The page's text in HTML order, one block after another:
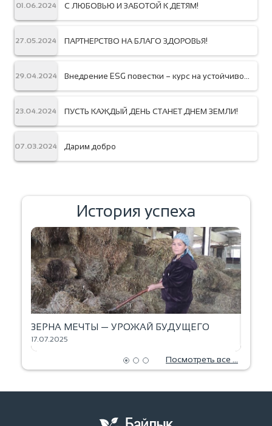
01.06.2024 С ЛЮБОВЬЮ И ЗАБОТОЙ К ДЕТЯМ!
27.05.2024 ПАРТНЕРСТВО НА БЛАГО ЗДОРОВЬЯ!
29.04.2024
Внедрение ESG повестки – курс на устойчивое
23.04.2024 ПУСТЬ КАЖДЫЙ ДЕНЬ СТАНЕТ ДНЕМ ЗЕМЛИ!
07.03.2024 Дарим добро
История успеха
ЗЕРНА МЕЧТЫ — УРОЖАЙ БУДУЩЕГО
17.07.2025
Посмотреть все ...